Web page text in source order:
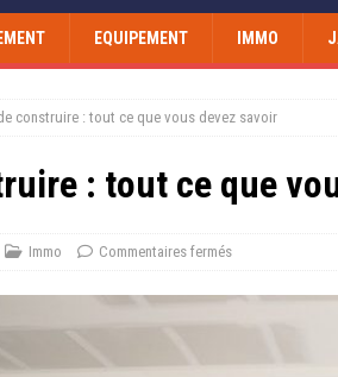
EQUIPEMENT IMMO
construire : tout ce que vous devez savoir
: tout ce que
Immo Commentaires fermés